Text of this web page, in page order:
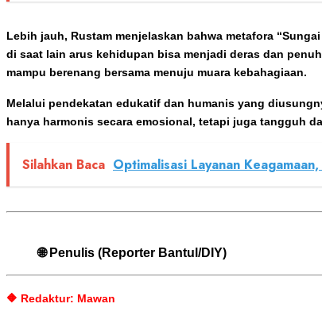
Lebih jauh, Rustam menjelaskan bahwa metafora
di saat lain arus kehidupan bisa menjadi deras dan
mampu berenang bersama menuju muara kebahagiaan.
Melalui pendekatan edukatif dan humanis yang
hanya harmonis secara emosional, tetapi juga tangguh
Silahkan Baca Optimalisasi Layanan
🌐 Penulis (Reporter Bantul/DIY)
🔶 Redaktur: Mawan